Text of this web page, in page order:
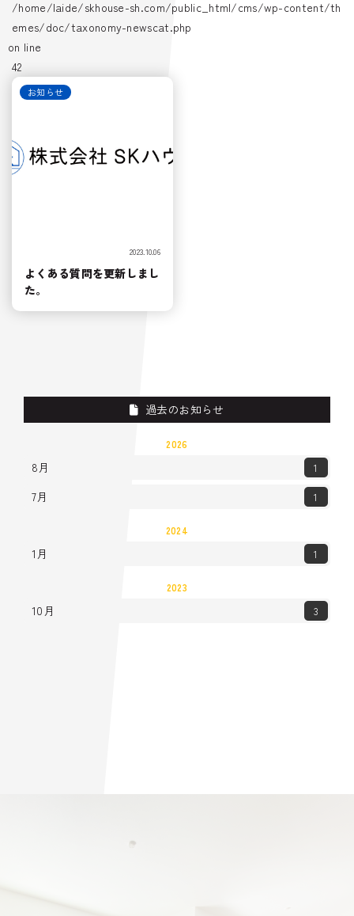
/home/laide/skhouse-sh.com/public_html/cms/wp-content/th
emes/doc/taxonomy-newscat.php
on line
42
よくある質問を更新しまし
た。
お知らせ
2023.10.06
過去のお知らせ
2026
8月 1
7月 1
2024
1月 1
2023
10月 3